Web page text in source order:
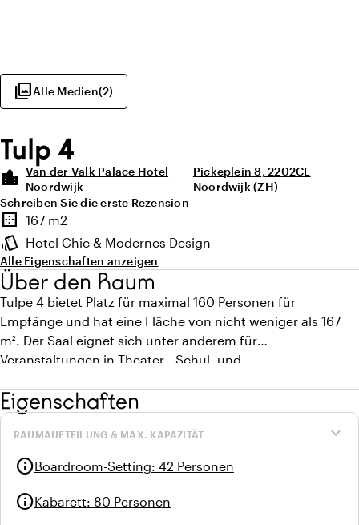
photo_libraryAlle Medien(2)
Tulp 4
location_city Van der Valk Palace Hotel
Noordwijk
Pickeplein 8, 2202CL
Noordwijk (ZH)
Schreiben Sie die erste Rezension
Highlights
border_outer
Fläche
167 m2
style
Ambiente
Hotel Chic & Modernes Design
Alle Eigenschaften anzeigen
Über den Raum
Tulpe 4 bietet Platz für maximal 160 Personen für
Empfänge und hat eine Fläche von nicht weniger als 167
m². Der Saal eignet sich unter anderem für
Veranstaltungen in Theater-, Schul- und
Eigenschaften
expand_more
RAUMAUFTEILUNG & MAX. KAPAZITÄT
infoBoardroom-Setting: 42 Personen
infoKabarett: 80 Personen